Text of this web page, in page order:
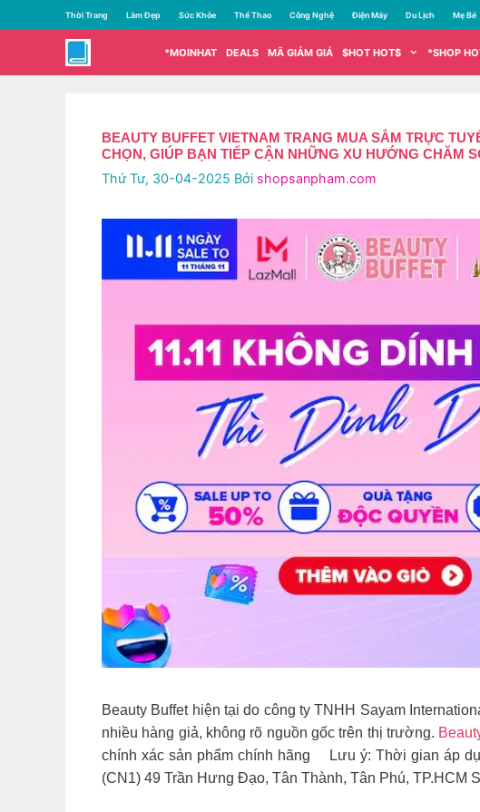
đến
dung
Thời Trang Làm Đẹp Sức Khỏe Thể Thao Công Nghệ Điện Máy Du Lịch Mẹ Bé
*MOINHAT DEALS MÃ GIẢM GIÁ $HOT HOT$ *SHOP
BEAUTY BUFFET VIETNAM TRANG MUA SẮM TRỰC
CHỌN, GIÚP BẠN TIẾP CẬN NHỮNG XU HƯỚNG CHĂM
Thứ Tư, 30-04-2025 Bởi shopsanpham.com
Beauty Buffet hiện tại do công ty TNHH Sayam
nhiều hàng giả, không rõ nguồn gốc trên thị trường.
chính xác sản phẩm chính hãng
Lưu ý: Thời gian áp
(CN1) 49 Trần Hưng Đạo, Tân Thành, Tân Phú,